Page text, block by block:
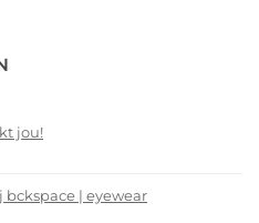
jou!
| eyewear